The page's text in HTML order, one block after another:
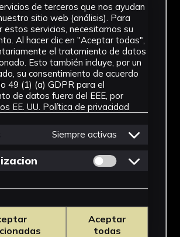
NºCatálogo
CAUS-0543
Tipología
Arqueología
Cronología
romana hasta época
de terceros que nos ayudan
sitio web (análisis). Para
estos servicios, necesitamos su
Al hacer clic en "Aceptar todas",
el tratamiento de datos
Esto también incluye, por un
su consentimiento de acuerdo
49 (1) (a) GDPR para el
de datos fuera del EEE, por
EE. UU. Política de privacidad
Siempre activas
Permitir cookies
Aceptar
todas